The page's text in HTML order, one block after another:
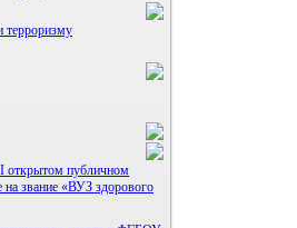
терроризму
открытом публичном
на звание «ВУЗ здорового